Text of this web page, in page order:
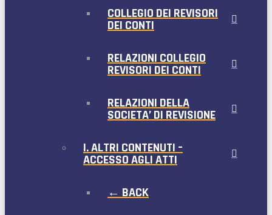
COLLEGIO DEI REVISORI
DEI CONTI
RELAZIONI COLLEGIO
REVISORI DEI CONTI
RELAZIONI DELLA
SOCIETA’ DI REVISIONE
I. ALTRI CONTENUTI –
ACCESSO AGLI ATTI
← BACK